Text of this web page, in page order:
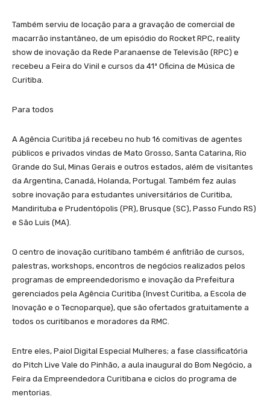
Também serviu de locação para a gravação de comercial de
macarrão instantâneo, de um episódio do Rocket RPC, reality
show de inovação da Rede Paranaense de Televisão (RPC) e
recebeu a Feira do Vinil e cursos da 41ª Oficina de Música de
Curitiba.
Para todos
A Agência Curitiba já recebeu no hub 16 comitivas de agentes
públicos e privados vindas de Mato Grosso, Santa Catarina, Rio
Grande do Sul, Minas Gerais e outros estados, além de visitantes
da Argentina, Canadá, Holanda, Portugal. Também fez aulas
sobre inovação para estudantes universitários de Curitiba,
Mandirituba e Prudentópolis (PR), Brusque (SC), Passo Fundo RS)
e São Luis (MA).
O centro de inovação curitibano também é anfitrião de cursos,
palestras, workshops, encontros de negócios realizados pelos
programas de empreendedorismo e inovação da Prefeitura
gerenciados pela Agência Curitiba (Invest Curitiba, a Escola de
Inovação e o Tecnoparque), que são ofertados gratuitamente a
todos os curitibanos e moradores da RMC.
Entre eles, Paiol Digital Especial Mulheres; a fase classificatória
do Pitch Live Vale do Pinhão, a aula inaugural do Bom Negócio, a
Feira da Empreendedora Curitibana e ciclos do programa de
mentorias.